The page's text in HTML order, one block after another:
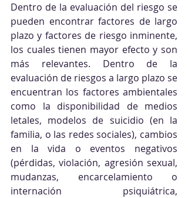
Dentro de la evaluación del riesgo se
pueden encontrar factores de largo
plazo y factores de riesgo inminente,
los cuales tienen mayor efecto y son
más relevantes. Dentro de la
evaluación de riesgos a largo plazo se
encuentran los factores ambientales
como la disponibilidad de medios
letales, modelos de suicidio (en la
familia, o las redes sociales), cambios
en la vida o eventos negativos
(pérdidas, violación, agresión sexual,
mudanzas, encarcelamiento o
internación psiquiátrica,